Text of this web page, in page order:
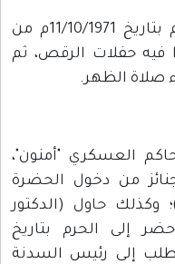
23- دخل المستوطنون إلى الحرم بتاريخ 11/10/1971م من
12، وأقاموا فيه حفلات الرقص، ثم
صلاة الظهر.
استدعى الحاكم العسكري "أمنون"،
من دخول الحضرة
وكذلك حاول (الدكتور
إلى الحرم بتاريخ
وبتاريخ 22/1/1972، وطلب إلى رئيس السدنة